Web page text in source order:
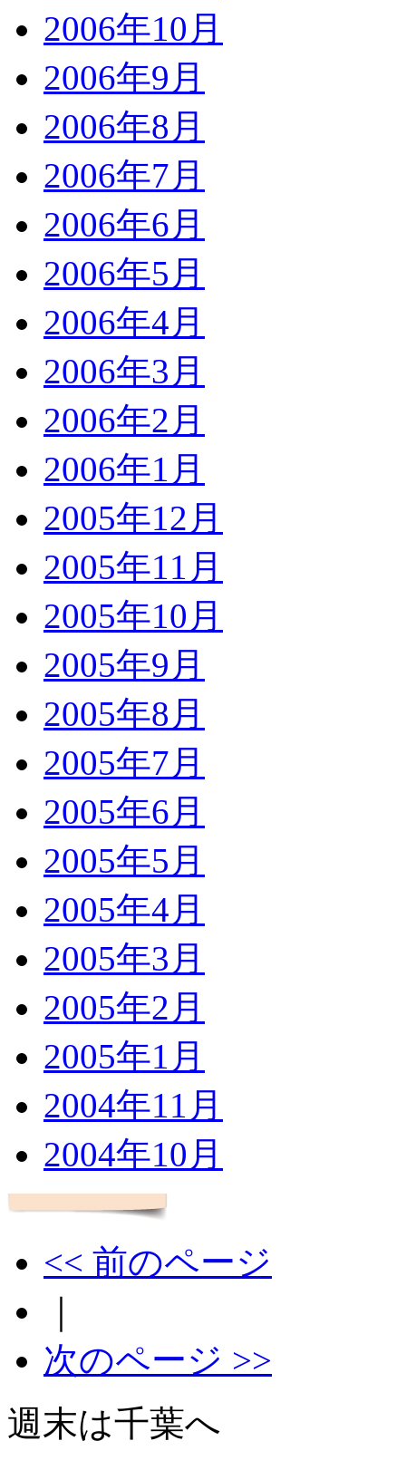
2006年10月
2006年9月
2006年8月
2006年7月
2006年6月
2006年5月
2006年4月
2006年3月
2006年2月
2006年1月
2005年12月
2005年11月
2005年10月
2005年9月
2005年8月
2005年7月
2005年6月
2005年5月
2005年4月
2005年3月
2005年2月
2005年1月
2004年11月
2004年10月
<< 前のページ
次のページ >>
週末は千葉へ